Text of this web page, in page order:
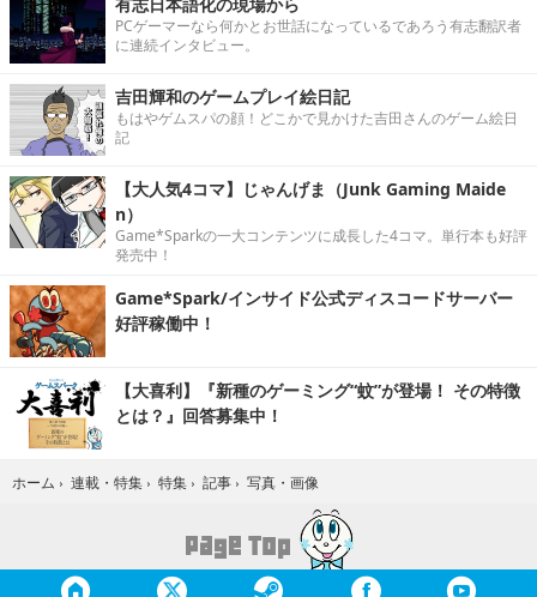
PCゲーマーなら何かとお世話になっているであろう有志翻訳者
に連続インタビュー。
吉田輝和のゲームプレイ絵日記
もはやゲムスパの顔！どこかで見かけた吉田さんのゲーム絵日
記
【大人気4コマ】じゃんげま（Junk Gaming Maide
n）
Game*Sparkの一大コンテンツに成長した4コマ。単行本も好評
発売中！
Game*Spark/インサイド公式ディスコードサーバー
好評稼働中！
【大喜利】『新種のゲーミング“蚊”が登場！ その特徴
とは？』回答募集中！
ホーム › 連載・特集 › 特集 › 記事 › 写真・画像